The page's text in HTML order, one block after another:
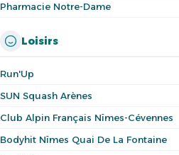
Pharmacie Notre-Dame
Loisirs
Run'Up
SUN Squash Arènes
Club Alpin Français Nîmes-Cévennes
Bodyhit Nîmes Quai De La Fontaine